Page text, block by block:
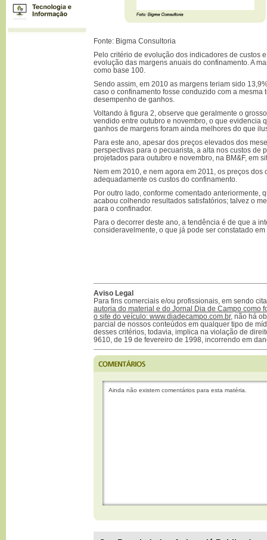
Fonte: Bigma Consultoria
Pelo critério de evolução dos indicadores de custos
evolução das margens anuais do confinamento. A
como base 100.
Sendo assim, em 2010 as margens teriam sido
caso o confinamento fosse conduzido com a mesma
desempenho de ganhos.
Voltando à figura 2, observe que geralmente o
vendido entre outubro e novembro, o que evidencia
ganhos de margens foram ainda melhores do que
Para este ano, apesar dos preços elevados dos
perspectivas para o pecuarista, a alta nos custos de
projetados para outubro e novembro, na BM&F, em
Nem em 2010, e nem agora em 2011, os preços dos
adequadamente os custos do confinamento.
Por outro lado, conforme comentado anteriormente,
acabou colhendo resultados satisfatórios; talvez o
para o confinador.
Para o decorrer deste ano, a tendência é de que a
consideravelmente, o que já pode ser constatado
Aviso Legal
Para fins comerciais e/ou profissionais, em sendo
autoria do material e do Jornal Dia de Campo como
o site do veículo: www.diadecampo.com.br, não há
parcial de nossos conteúdos em qualquer tipo de
desses critérios, todavia, implica na violação de
9610, de 19 de fevereiro de 1998, incorrendo em
Ainda não existem comentários para esta matéria.